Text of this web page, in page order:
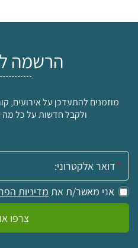
הרשמה
מוזמנים להתעדכן על אירועים,
ולקבל חדשות על כל מה
אימייל:
אני מאשר/ת את מדיניות
צרפו